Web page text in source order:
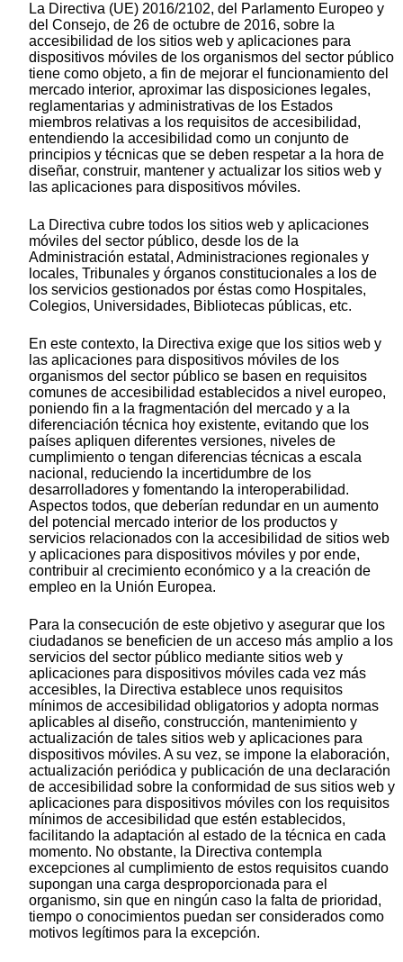
La Directiva (UE) 2016/2102, del Parlamento Europeo y
del Consejo, de 26 de octubre de 2016, sobre la
accesibilidad de los sitios web y aplicaciones para
dispositivos móviles de los organismos del sector público
tiene como objeto, a fin de mejorar el funcionamiento del
mercado interior, aproximar las disposiciones legales,
reglamentarias y administrativas de los Estados
miembros relativas a los requisitos de accesibilidad,
entendiendo la accesibilidad como un conjunto de
principios y técnicas que se deben respetar a la hora de
diseñar, construir, mantener y actualizar los sitios web y
las aplicaciones para dispositivos móviles.
La Directiva cubre todos los sitios web y aplicaciones
móviles del sector público, desde los de la
Administración estatal, Administraciones regionales y
locales, Tribunales y órganos constitucionales a los de
los servicios gestionados por éstas como Hospitales,
Colegios, Universidades, Bibliotecas públicas, etc.
En este contexto, la Directiva exige que los sitios web y
las aplicaciones para dispositivos móviles de los
organismos del sector público se basen en requisitos
comunes de accesibilidad establecidos a nivel europeo,
poniendo fin a la fragmentación del mercado y a la
diferenciación técnica hoy existente, evitando que los
países apliquen diferentes versiones, niveles de
cumplimiento o tengan diferencias técnicas a escala
nacional, reduciendo la incertidumbre de los
desarrolladores y fomentando la interoperabilidad.
Aspectos todos, que deberían redundar en un aumento
del potencial mercado interior de los productos y
servicios relacionados con la accesibilidad de sitios web
y aplicaciones para dispositivos móviles y por ende,
contribuir al crecimiento económico y a la creación de
empleo en la Unión Europea.
Para la consecución de este objetivo y asegurar que los
ciudadanos se beneficien de un acceso más amplio a los
servicios del sector público mediante sitios web y
aplicaciones para dispositivos móviles cada vez más
accesibles, la Directiva establece unos requisitos
mínimos de accesibilidad obligatorios y adopta normas
aplicables al diseño, construcción, mantenimiento y
actualización de tales sitios web y aplicaciones para
dispositivos móviles. A su vez, se impone la elaboración,
actualización periódica y publicación de una declaración
de accesibilidad sobre la conformidad de sus sitios web y
aplicaciones para dispositivos móviles con los requisitos
mínimos de accesibilidad que estén establecidos,
facilitando la adaptación al estado de la técnica en cada
momento. No obstante, la Directiva contempla
excepciones al cumplimiento de estos requisitos cuando
supongan una carga desproporcionada para el
organismo, sin que en ningún caso la falta de prioridad,
tiempo o conocimientos puedan ser considerados como
motivos legítimos para la excepción.